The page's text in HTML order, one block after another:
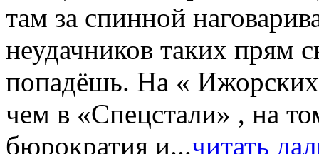
там за спинной
неудачников таких прям
попадёшь. На « Ижорских
чем в «Спецстали» , на
бюрократия и...читать